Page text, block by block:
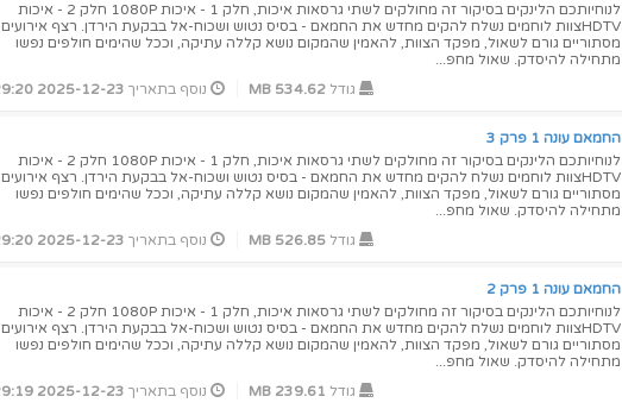
לנוחיותכם הלינקים בסיקור זה מחולקים לשתי גרסאות איכות, חלק 1 - איכות 1080P חלק 2 - איכות
HDTVצוות לוחמים נשלח להקים מחדש את החמאם - בסיס נטוש ושכוח-אל בבקעת הירדן. רצף אירועים
מסתוריים גורם לשאול, מפקד הצוות, להאמין שהמקום נושא קללה עתיקה, וככל שהימים חולפים נפשו
מתחילה להיסדק. שאול מחפ...
גודל 534.62 MB נוסף בתאריך 2025-12-23 17:29:20
החמאם עונה 1 פרק 3
לנוחיותכם הלינקים בסיקור זה מחולקים לשתי גרסאות איכות, חלק 1 - איכות 1080P חלק 2 - איכות
HDTVצוות לוחמים נשלח להקים מחדש את החמאם - בסיס נטוש ושכוח-אל בבקעת הירדן. רצף אירועים
מסתוריים גורם לשאול, מפקד הצוות, להאמין שהמקום נושא קללה עתיקה, וככל שהימים חולפים נפשו
מתחילה להיסדק. שאול מחפ...
גודל 526.85 MB נוסף בתאריך 2025-12-23 17:29:20
החמאם עונה 1 פרק 2
לנוחיותכם הלינקים בסיקור זה מחולקים לשתי גרסאות איכות, חלק 1 - איכות 1080P חלק 2 - איכות
HDTVצוות לוחמים נשלח להקים מחדש את החמאם - בסיס נטוש ושכוח-אל בבקעת הירדן. רצף אירועים
מסתוריים גורם לשאול, מפקד הצוות, להאמין שהמקום נושא קללה עתיקה, וככל שהימים חולפים נפשו
מתחילה להיסדק. שאול מחפ...
גודל 239.61 MB נוסף בתאריך 2025-12-23 17:29:19